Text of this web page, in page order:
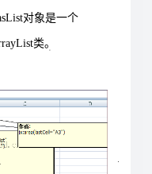
对象是一个
类。